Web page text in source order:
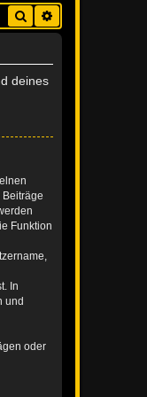
Suche
deines
Funktion
In
und
oder